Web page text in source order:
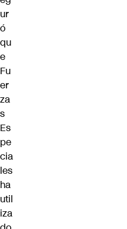
ur
ó
qu
e
Fu
er
za
s
Es
pe
cia
les
ha
util
iza